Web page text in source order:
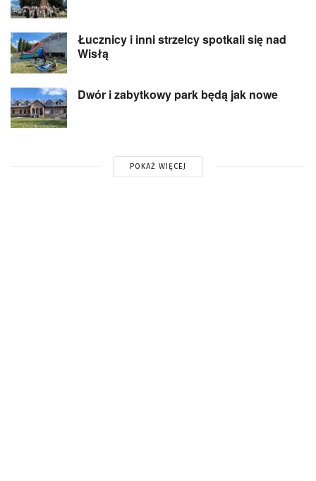
Łucznicy i inni strzelcy spotkali się nad
Wisłą
Dwór i zabytkowy park będą jak nowe
POKAŻ WIĘCEJ